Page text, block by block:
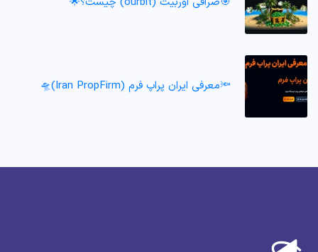
🔦معرفی ایران پراپ فرم (Iran PropFirm)🛸